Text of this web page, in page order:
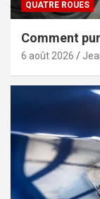
QUATRE ROUES
Comment
6 août 2026